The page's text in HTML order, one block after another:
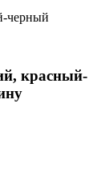
черный
красный-